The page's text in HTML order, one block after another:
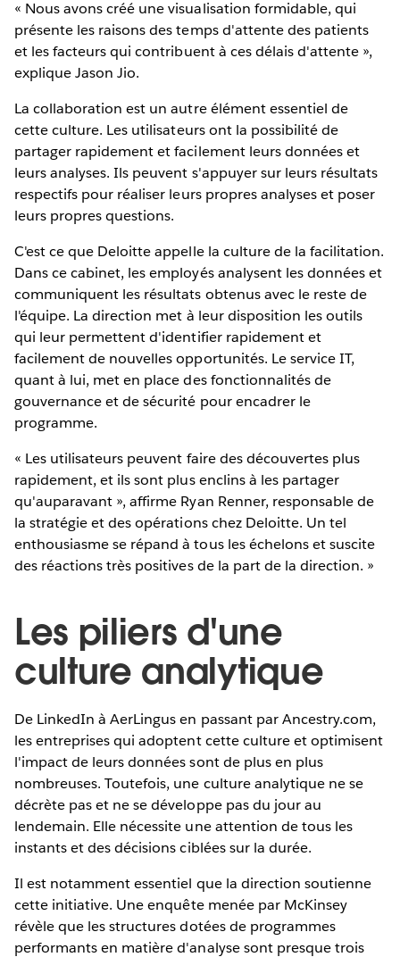
« Nous avons créé une visualisation formidable, qui
présente les raisons des temps d'attente des patients
et les facteurs qui contribuent à ces délais d'attente »,
explique Jason Jio.
La collaboration est un autre élément essentiel de
cette culture. Les utilisateurs ont la possibilité de
partager rapidement et facilement leurs données et
leurs analyses. Ils peuvent s'appuyer sur leurs résultats
respectifs pour réaliser leurs propres analyses et poser
leurs propres questions.
C'est ce que Deloitte appelle la culture de la facilitation.
Dans ce cabinet, les employés analysent les données et
communiquent les résultats obtenus avec le reste de
l'équipe. La direction met à leur disposition les outils
qui leur permettent d'identifier rapidement et
facilement de nouvelles opportunités. Le service IT,
quant à lui, met en place des fonctionnalités de
gouvernance et de sécurité pour encadrer le
programme.
« Les utilisateurs peuvent faire des découvertes plus
rapidement, et ils sont plus enclins à les partager
qu'auparavant », affirme Ryan Renner, responsable de
la stratégie et des opérations chez Deloitte. Un tel
enthousiasme se répand à tous les échelons et suscite
des réactions très positives de la part de la direction. »
Les piliers d'une
culture analytique
De LinkedIn à AerLingus en passant par Ancestry.com,
les entreprises qui adoptent cette culture et optimisent
l'impact de leurs données sont de plus en plus
nombreuses. Toutefois, une culture analytique ne se
décrète pas et ne se développe pas du jour au
lendemain. Elle nécessite une attention de tous les
instants et des décisions ciblées sur la durée.
Il est notamment essentiel que la direction soutienne
cette initiative. Une enquête menée par McKinsey
révèle que les structures dotées de programmes
performants en matière d'analyse sont presque trois